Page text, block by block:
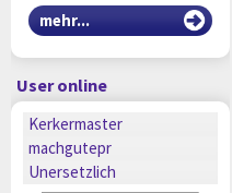
mehr...
User online
Kerkermaster
machgutepr
Unersetzlich